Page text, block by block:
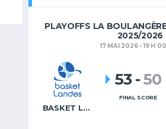
PLAYOFFS LA
2025/2026
17 MAI 2026 - 19 H
BASKET LANDES
53 -50
FINAL SCORE